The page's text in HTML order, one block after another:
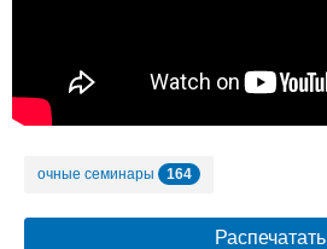
очные семинары 164
Распечатать